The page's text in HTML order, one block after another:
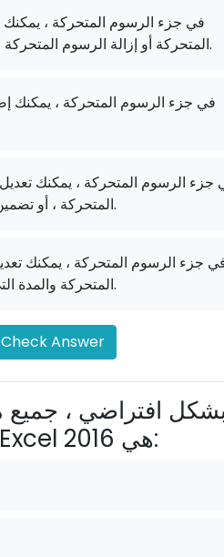
المتحركة أو إزالة الرسوم المتحركة في المسرحية من الخيار.
المتحركة ، أو تضمين خيارات صوت في تأثير.
المتحركة والمدة التي تستغرقها في التوقيت.
Check Answer
في Microsoft Excel 2016 هي: